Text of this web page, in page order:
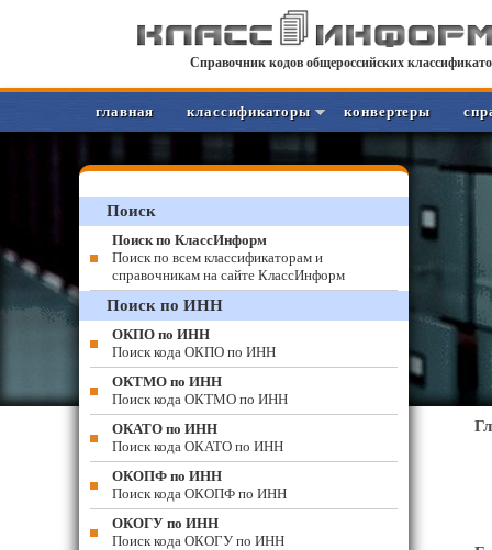
Справочник кодов общероссийских
главная классификаторы конвертеры
Поиск
Поиск по КлассИнформ
Поиск по всем классификаторам и
справочникам на сайте КлассИнформ
Поиск по ИНН
ОКПО по ИНН
Поиск кода ОКПО по ИНН
ОКТМО по ИНН
Поиск кода ОКТМО по ИНН
ОКАТО по ИНН
Поиск кода ОКАТО по ИНН
ОКОПФ по ИНН
Поиск кода ОКОПФ по ИНН
ОКОГУ по ИНН
Поиск кода ОКОГУ по ИНН